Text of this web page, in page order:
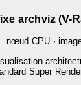
archviz (V-
nœud CPU ·
Super